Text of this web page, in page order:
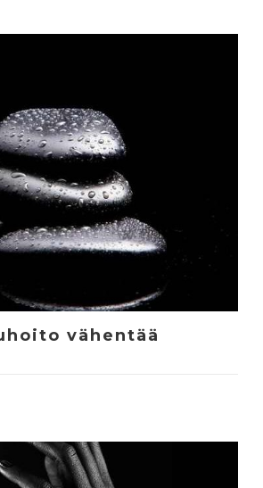
vähentää